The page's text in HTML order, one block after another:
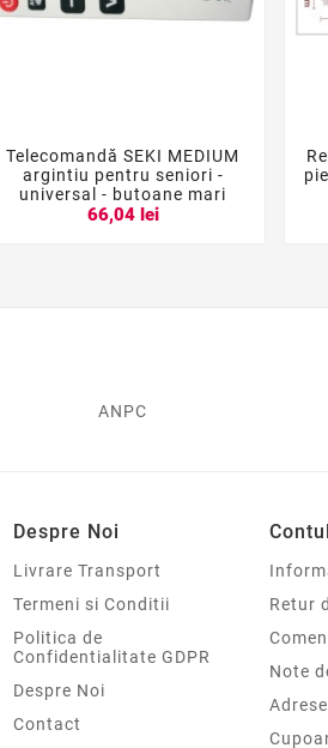
  
Telecomandă SEKI MEDIUM
argintiu pentru seniori -
universal - butoane mari
66,04 lei
ANPC
Despre Noi
Livrare Transport
Termeni si Conditii
Politica de
Confidentialitate GDPR
Despre Noi
Contact
Retur
Note
Adrese